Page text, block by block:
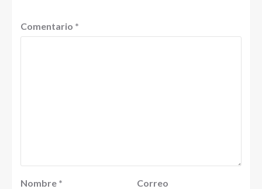
Comentario *
Nombre *
Correo